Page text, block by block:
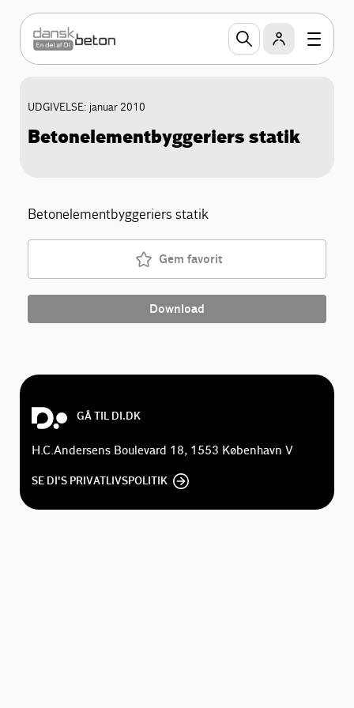
UDGIVELSE: januar 2010
Betonelementbyggeriers statik
Betonelementbyggeriers statik
Gem favorit
Download
GÅ TIL DI.DK
H.C.Andersens Boulevard 18, 1553 København V
SE DI'S PRIVATLIVSPOLITIK